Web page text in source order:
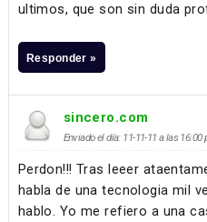
ultimos, que son sin duda
Responder »
sincero.com
Enviado el día: 11-11-11 a las 16:00
Perdon!!! Tras leeer
habla de una tecnologia mil
hablo. Yo me refiero a una